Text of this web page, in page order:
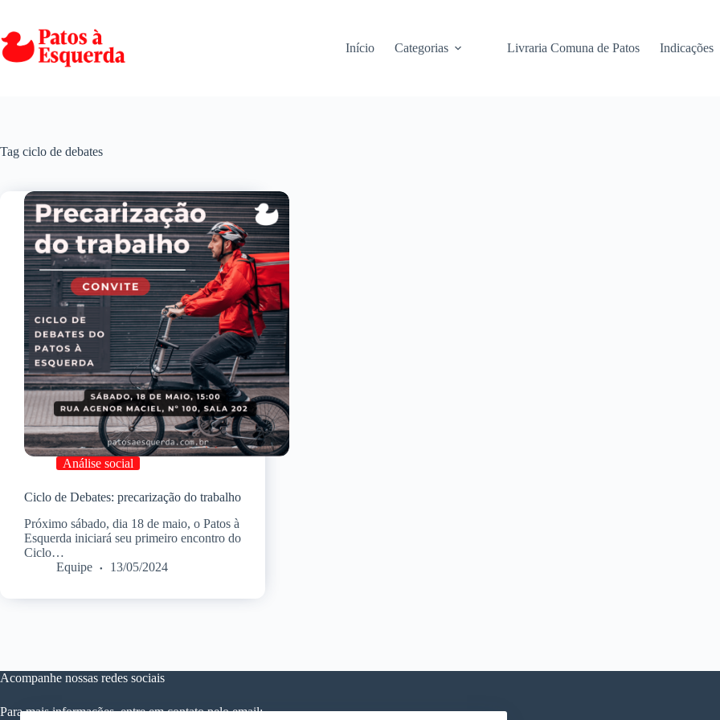
o
conteúdo
Início Categorias Livraria Comuna de Patos Indicações
Tag ciclo de debates
Análise social
Ciclo de Debates: precarização do trabalho
Próximo sábado, dia 18 de maio, o Patos à
Esquerda iniciará seu primeiro encontro do
Ciclo…
Equipe
13/05/2024
Acompanhe nossas redes sociais
Para mais informações, entre em contato pelo email: